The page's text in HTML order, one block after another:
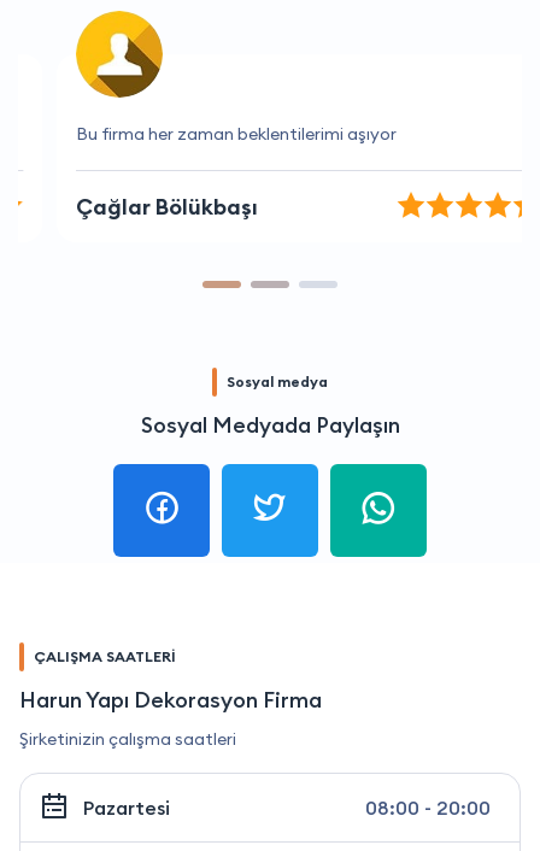
Bu firma her zaman beklentilerimi aşıyor
Çağlar Bölükbaşı
Sosyal medya
Sosyal Medyada Paylaşın
ÇALIŞMA SAATLERİ
Harun Yapı Dekorasyon Firma
Şirketinizin çalışma saatleri
Pazartesi 08:00 - 20:00